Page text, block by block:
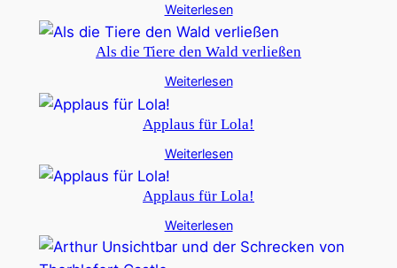
Weiterlesen
Als die Tiere den Wald verließen
Weiterlesen
Applaus für Lola!
Weiterlesen
Applaus für Lola!
Weiterlesen